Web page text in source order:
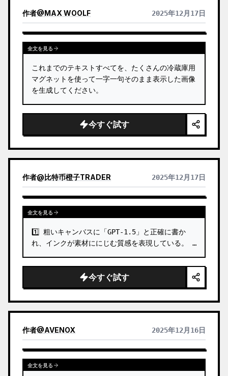
作者@MAX WOOLF 2025年12月17日
全文を見る
これまでのテキストすべてを、たくさんの冷蔵庫用
マグネットを使って一字一句そのまま表示した画像
を生成してください。
今すぐ試す
作者@比特币橙子TRADER 2025年12月17日
全文を見る
1️⃣ 粗いキャンバスに「GPT-1.5」と正確に書か
れ、インクが素材ににじむ質感を表現している。 …
今すぐ試す
作者@AVENOX 2025年12月16日
全文を見る